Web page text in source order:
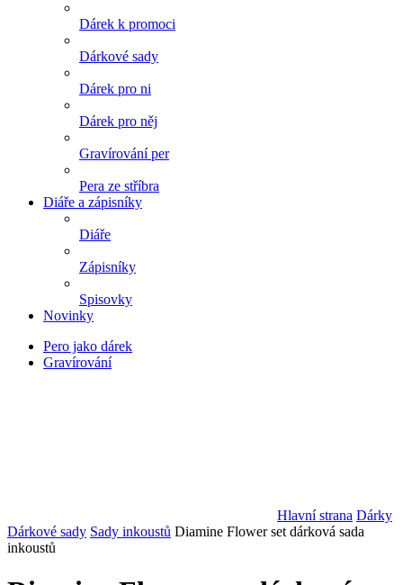
Dárek k promoci
Dárkové sady
Dárek pro ni
Dárek pro něj
Gravírování per
Pera ze stříbra
Diáře a zápisníky
Diáře
Zápisníky
Spisovky
Novinky
Pero jako dárek
Gravírování
Hlavní strana Dárky
Dárkové sady Sady inkoustů Diamine Flower set dárková sada
inkoustů